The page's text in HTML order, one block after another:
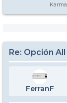
Re: Opción
FerranF